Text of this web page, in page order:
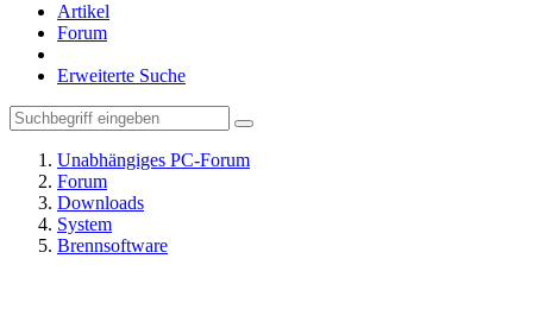
Artikel
Forum
Erweiterte Suche
Unabhängiges PC-Forum
Forum
Downloads
System
Brennsoftware